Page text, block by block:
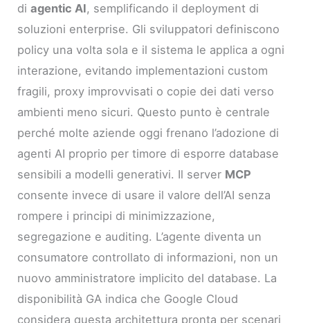
diagentic AI, semplificando il deployment di
soluzioni enterprise. Gli sviluppatori definiscono
policy una volta sola e il sistema le applica a ogni
interazione, evitando implementazioni custom
fragili, proxy improvvisati o copie dei dati verso
ambienti meno sicuri. Questo punto è centrale
perché molte aziende oggi frenano l’adozione di
agenti AI proprio per timore di esporre database
sensibili a modelli generativi. Il server MCP
consente invece di usare il valore dell’AI senza
rompere i principi di minimizzazione,
segregazione e auditing. L’agente diventa un
consumatore controllato di informazioni, non un
nuovo amministratore implicito del database. La
disponibilità GA indica che Google Cloud
considera questa architettura pronta per scenari